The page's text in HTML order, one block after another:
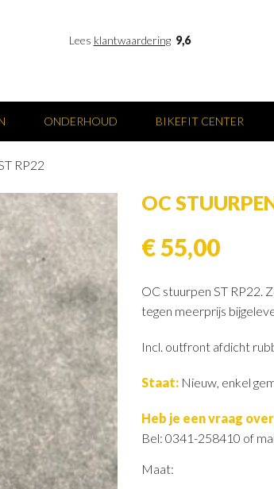
Lees klantwaardering 9,6
ONDERHOUD BIKEFIT CENTER
RP22
OC
€ 55,00
OC stuurpen ST RP22.
tegen meerprijs
Incl. outfront afdicht
Staat: Nieuw, enkel
Heb je een vraag
Bel: 0341-258410 of
Maat: